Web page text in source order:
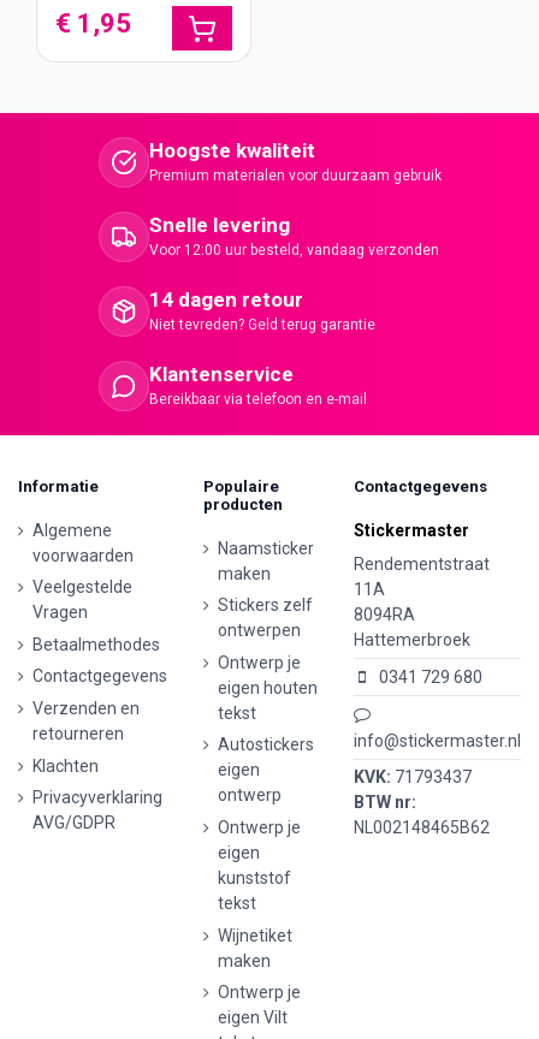
€ 1,95
Hoogste kwaliteit
Premium materialen voor duurzaam gebruik
Snelle levering
Voor 12:00 uur besteld, vandaag verzonden
14 dagen retour
Niet tevreden? Geld terug garantie
Klantenservice
Bereikbaar via telefoon en e-mail
Informatie
Algemene
voorwaarden
Veelgestelde
Vragen
Betaalmethodes
Contactgegevens
Verzenden en
retourneren
Klachten
Privacyverklaring
AVG/GDPR
Populaire
producten
Naamsticker
maken
Stickers zelf
ontwerpen
Ontwerp je
eigen houten
tekst
Autostickers
eigen
ontwerp
Ontwerp je
eigen
kunststof
tekst
Wijnetiket
maken
Ontwerp je
eigen Vilt
Contactgegevens
Stickermaster
Rendementstraat
11A
8094RA
Hattemerbroek
0341 729 680
info@stickermaster.nl
KVK: 71793437
BTW nr:
NL002148465B62